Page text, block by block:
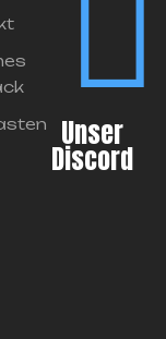
Unser
Discord